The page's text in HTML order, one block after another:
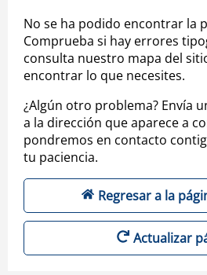
No se ha podido encontrar la
Comprueba si hay errores
consulta nuestro mapa del
encontrar lo que necesites.
¿Algún otro problema? Envía
a la dirección que aparece a
pondremos en contacto
tu paciencia.
Regresar a la
Actualizar